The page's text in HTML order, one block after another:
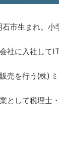
市生まれ。小
社に入社して
売を行う(株)
として税理士